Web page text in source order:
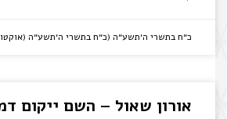
כ״ח בתשרי ה׳תשע״ה (כ״ח בתשרי ה׳תשע״ה (אוקטובר 22, 2014))
אורון שאול – השם ייקום דמו